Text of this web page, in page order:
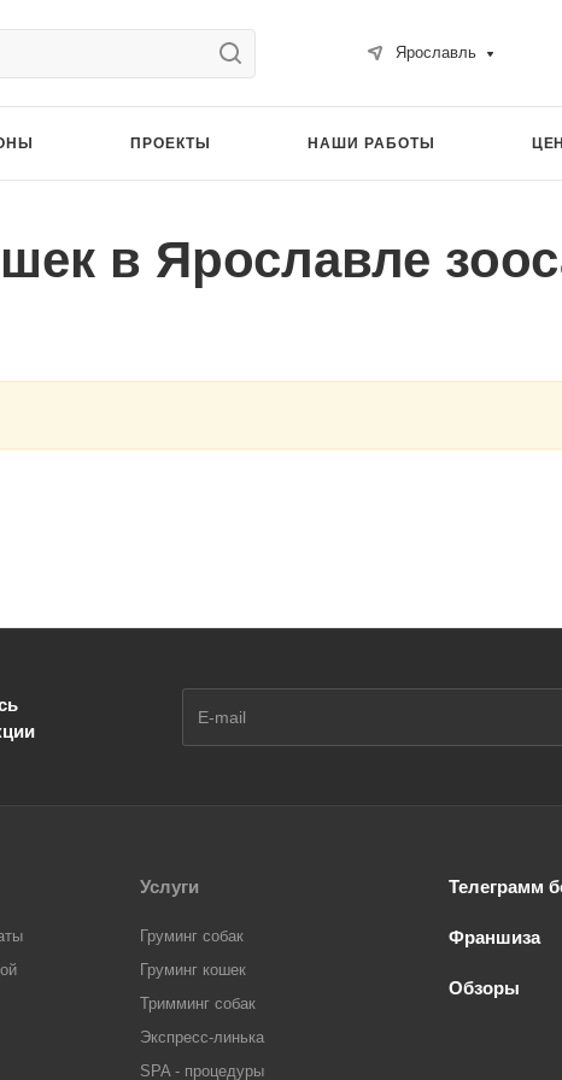
Ярославль
ПРОЕКТЫ НАШИ РАБОТЫ
в Ярославле
Услуги
Груминг собак
Груминг кошек
Тримминг собак
Экспресс-линька
SPA - процедуры
Телеграмм
Франшиза
Обзоры